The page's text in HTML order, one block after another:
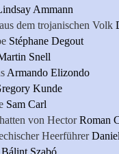
Ammann
dem trojanischen Volk
Stéphane Degout
Snell
Armando Elizondo
Kunde
Sam Carl
von HectorRoman
Heerführer
Bálint Szabó